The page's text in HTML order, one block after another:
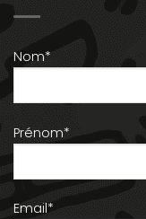
Nom*
Prénom*
Email*